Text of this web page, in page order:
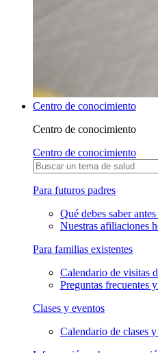
Centro de conocimiento
Centro de conocimiento
Centro de conocimiento
Para futuros padres
Qué debes saber
Nuestras afiliaciones
Para familias existentes
Calendario de visitas
Preguntas frecuentes
Clases y eventos
Calendario de clases